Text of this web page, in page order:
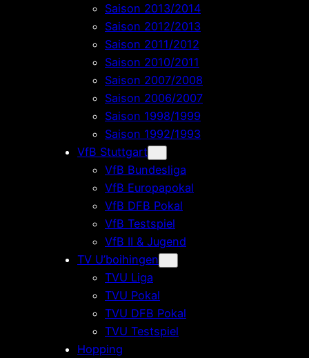
Saison 2013/2014
Saison 2012/2013
Saison 2011/2012
Saison 2010/2011
Saison 2007/2008
Saison 2006/2007
Saison 1998/1999
Saison 1992/1993
VfB Stuttgart
VfB Bundesliga
VfB Europapokal
VfB DFB Pokal
VfB Testspiel
VfB II & Jugend
TV U’boihingen
TVU Liga
TVU Pokal
TVU DFB Pokal
TVU Testspiel
Hopping